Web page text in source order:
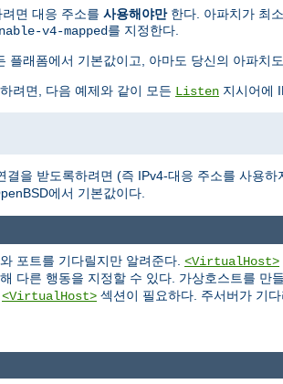
면 대응 주소를 사용해야만한다. 아파치가 최
v4-mapped를 지정한다.
플래폼에서 기본값이고, 아마도 당신의 아파치
려면, 다음 예제와 같이 모든 Listen 지시어에
을 받도록하려면 (즉 IPv4-대응 주소를 사용하
에서 기본값이다.
포트를 기다릴지만 알려준다. <VirtualHost>
다른 행동을 지정할 수 있다. 가상호스트를 만
<VirtualHost> 섹션이 필요하다. 주서버가 기